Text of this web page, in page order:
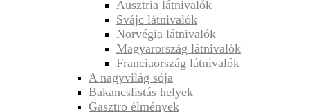
Ausztria látnivalók
Svájc látnivalók
Norvégia látnivalók
Magyarország látnivalók
Franciaország látnivalók
A nagyvilág sója
Bakancslistás helyek
Gasztro élmények